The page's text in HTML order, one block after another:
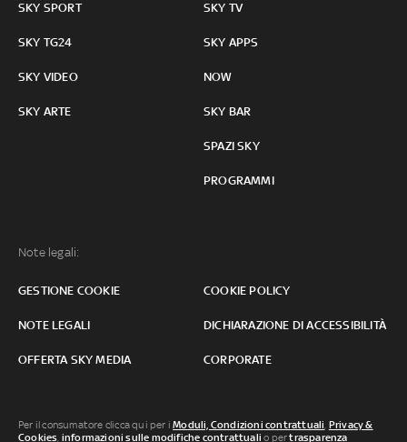
SKY SPORT
SKY TG24
SKY VIDEO
SKY ARTE
SKY TV
SKY APPS
NOW
SKY BAR
SPAZI SKY
PROGRAMMI
Note legali:
GESTIONE COOKIE COOKIE POLICY
NOTE LEGALI DICHIARAZIONE DI ACCESSIBILITÀ
OFFERTA SKY MEDIA CORPORATE
Per il consumatore clicca qui per iModuli, Condizioni contrattuali, Privacy &
Cookies, informazioni sulle modifiche contrattuali o pertrasparenza